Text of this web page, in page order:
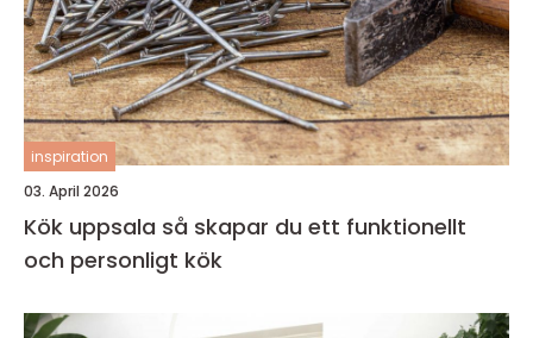
inspiration
03. April 2026
Kök uppsala så skapar du ett funktionellt
och personligt kök